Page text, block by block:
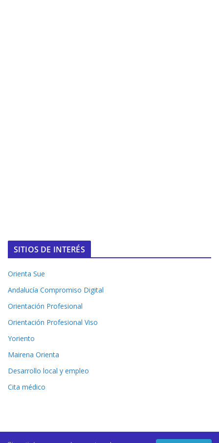
SITIOS DE INTERÉS
Orienta Sue
Andalucía Compromiso Digital
Orientación Profesional
Orientación Profesional Viso
Yoriento
Mairena Orienta
Desarrollo local y empleo
Cita médico